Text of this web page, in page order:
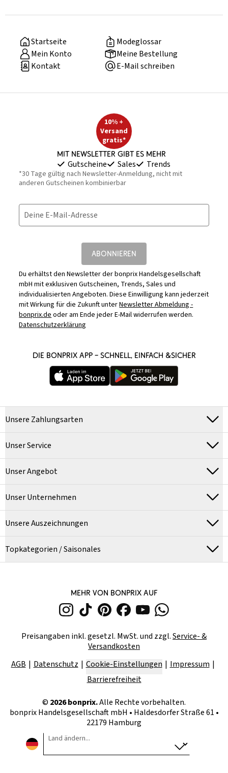
Startseite
Modeglossar
Mein Konto
Meine Bestellung
Kontakt
E-Mail schreiben
10% +
Versand
gratis*
Mit Newsletter gibt es mehr
Gutscheine Sales Trends
*30 Tage gültig nach Newsletter-Anmeldung, nicht mit
anderen Gutscheinen kombinierbar
Deine E-Mail-Adresse
ABONNIEREN
Du erhältst den Newsletter der bonprix Handelsgesellschaft
mbH mit exklusiven Gutscheinen, Trends, Sales und
individualisierten Angeboten. Diese Einwilligung kann jederzeit
mit Wirkung für die Zukunft unterNewsletter Abmeldung -
bonprix.deoder am Ende jeder E-Mail widerrufen werden.
Datenschutzerklärung
DIE BONPRIX APP – SCHNELL, EINFACH &SICHER
Unsere Zahlungsarten
Unser Service
Unser Angebot
Unser Unternehmen
Unsere Auszeichnungen
Topkategorien / Saisonales
MEHR VON BONPRIX AUF
Preisangaben inkl. gesetzl. MwSt. und zzgl.Service- &
Versandkosten
AGB
Datenschutz Cookie-Einstellungen
Impressum
Barrierefreiheit
© 2026bonprix.Alle Rechte vorbehalten.
bonprix Handelsgesellschaft mbH • Haldesdorfer Straße 61 •
22179 Hamburg
Land ändern...